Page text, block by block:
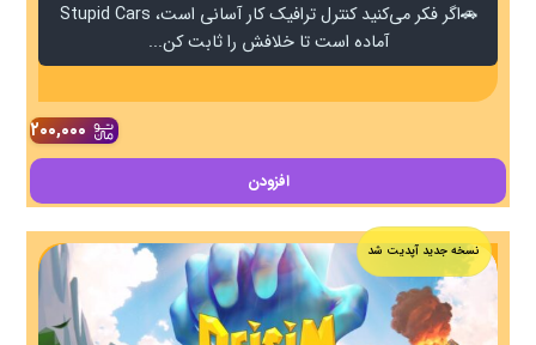
🚗اگر فکر می‌کنید کنترل ترافیک کار آسانی است، Stupid Cars
آماده است تا خلافش را ثابت کن...
۲۰۰,۰۰۰
افزودن
نسخه جدید آپدیت شد